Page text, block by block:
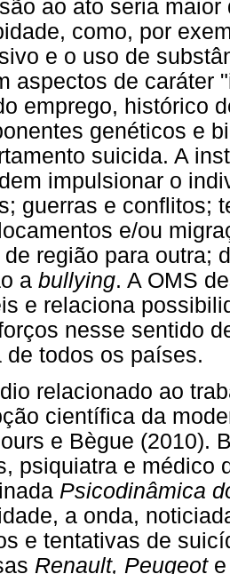
ao ato seria
como, por
e o uso de
aspectos de caráter
emprego, histórico
genéticos e
suicida. A
impulsionar o
guerras e conflitos;
e/ou
de região para outra;
a bullying. A OMS
e relaciona
nesse sentido
de todos os países.
relacionado ao
científica da
e Bègue (2010).
psiquiatra e médico
Psicodinâmica
a onda,
e tentativas de
Renault, Peugeot